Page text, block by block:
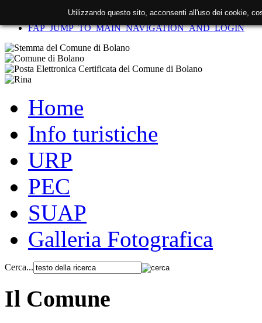
FAP_SKIP_TO_CONTENT
FAP_JUMP_TO_MAIN_NAVIGATION_AND_LOGIN
Home
Info turistiche
URP
PEC
SUAP
Galleria Fotografica
Cerca...
Il Comune
Utilizzando questo sito, acconsenti all'uso dei cookie,